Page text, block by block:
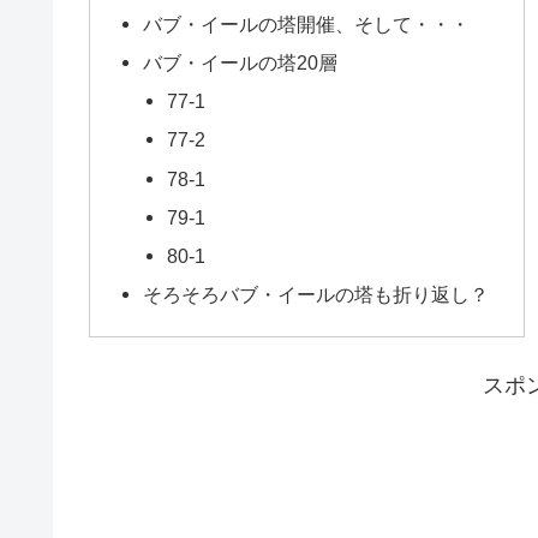
バブ・イールの塔開催、そして・・・
バブ・イールの塔20層
77-1
77-2
78-1
79-1
80-1
そろそろバブ・イールの塔も折り返し？
スポ